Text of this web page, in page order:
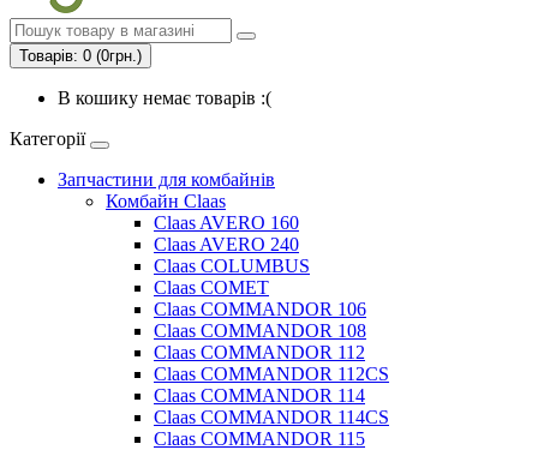
Товарів: 0 (0грн.)
В кошику немає товарів :(
Категорії
Запчастини для комбайнів
Комбайн Claas
Claas AVERO 160
Claas AVERO 240
Claas COLUMBUS
Claas COMET
Claas COMMANDOR 106
Claas COMMANDOR 108
Claas COMMANDOR 112
Claas COMMANDOR 112CS
Claas COMMANDOR 114
Claas COMMANDOR 114CS
Claas COMMANDOR 115